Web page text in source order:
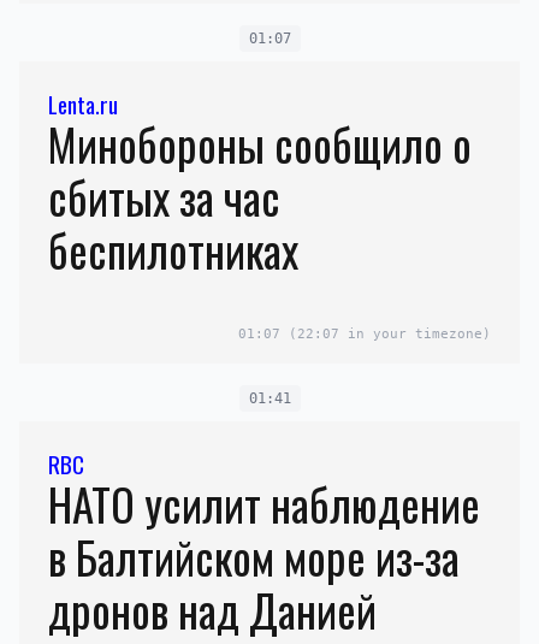
01:07
Lenta.ru
Минобороны сообщило о
сбитых за час
беспилотниках
01:07 (22:07 in your timezone)
01:41
RBC
НАТО усилит наблюдение
в Балтийском море из-за
дронов над Данией